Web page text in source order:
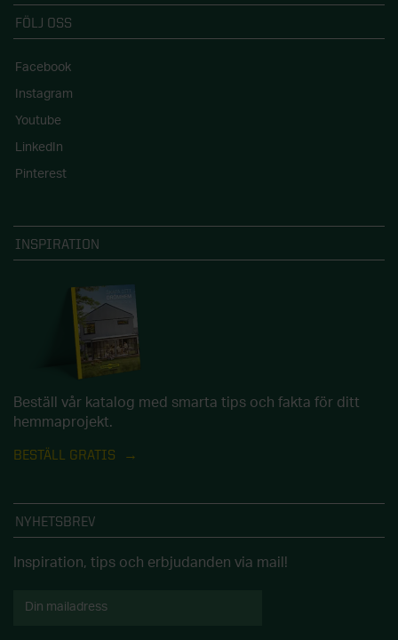
FÖLJ OSS
Facebook
Instagram
Youtube
LinkedIn
Pinterest
INSPIRATION
Beställ vår katalog med smarta tips och fakta för ditt
hemmaprojekt.
BESTÄLL GRATIS
NYHETSBREV
Inspiration, tips och erbjudanden via mail!